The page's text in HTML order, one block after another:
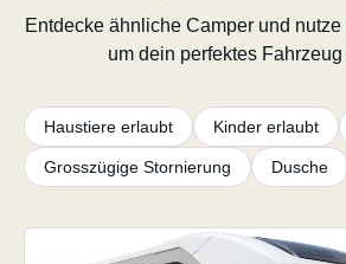
Entdecke ähnliche Camper und
um dein perfektes
Haustiere erlaubt Kinder erlaubt
Grosszügige Stornierung Dusche